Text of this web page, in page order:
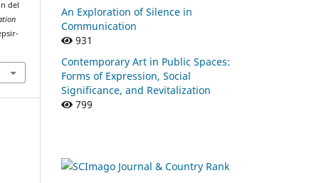
del
An Exploration of Silence in
Communication
931
Contemporary Art in Public Spaces:
Forms of Expression, Social
Significance, and Revitalization
799